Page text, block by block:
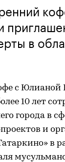
в
с Юлианой
10 лет
города в
и
в